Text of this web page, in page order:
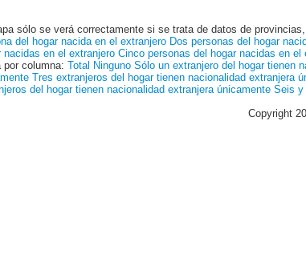
sólo se verá correctamente si se trata de datos de
del hogar nacida en el extranjero Dos personas del hogar
nacidas en el extranjero Cinco personas del hogar nacidas en el
por columna: Total Ninguno Sólo un extranjero del hogar tienen
Tres extranjeros del hogar tienen nacionalidad extranjera
del hogar tienen nacionalidad extranjera únicamente Seis y
Copyright